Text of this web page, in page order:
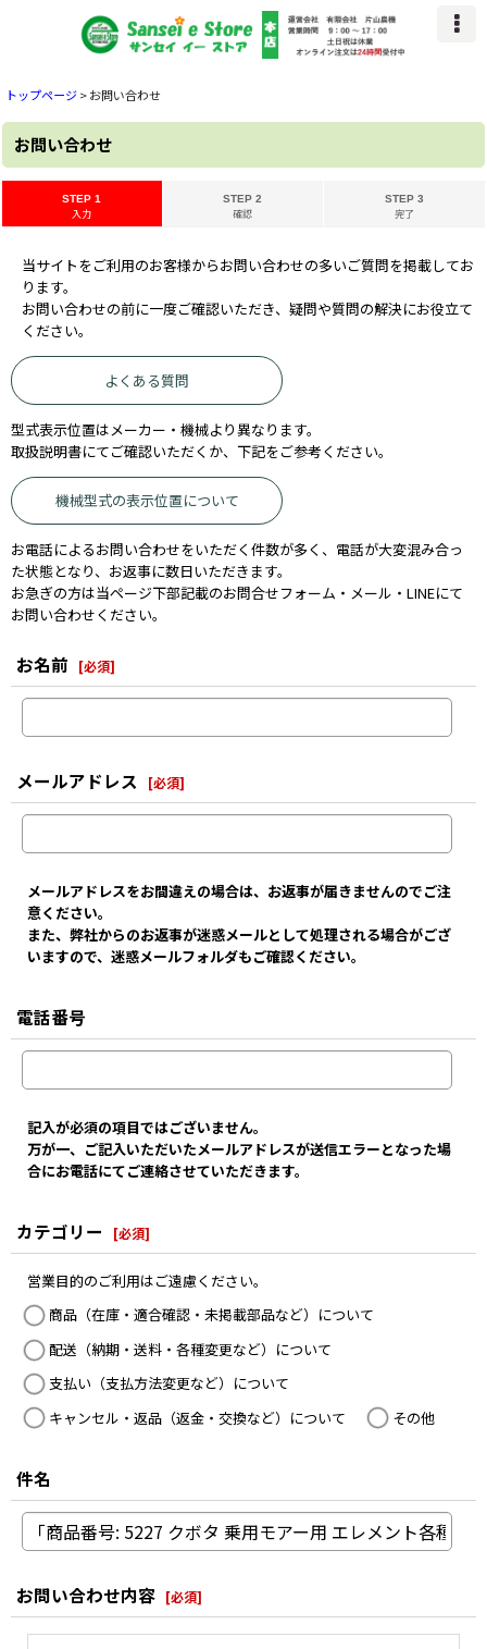
トップページ>お問い合わせ
お問い合わせ
STEP 1
入力
STEP 2
確認
STEP 3
完了
当サイトをご利用のお客様からお問い合わせの多いご質問を掲載してお
ります。
お問い合わせの前に一度ご確認いただき、疑問や質問の解決にお役立て
ください。
よくある質問
型式表示位置はメーカー・機械より異なります。
取扱説明書にてご確認いただくか、下記をご参考ください。
機械型式の表示位置について
お電話によるお問い合わせをいただく件数が多く、電話が大変混み合っ
た状態となり、お返事に数日いただきます。
お急ぎの方は当ページ下部記載のお問合せフォーム・メール・LINEにて
お問い合わせください。
お名前 [必須]
メールアドレス [必須]
メールアドレスをお間違えの場合は、お返事が届きませんのでご注
意ください。
また、弊社からのお返事が迷惑メールとして処理される場合がござ
いますので、迷惑メールフォルダもご確認ください。
電話番号
記入が必須の項目ではございません。
万が一、ご記入いただいたメールアドレスが送信エラーとなった場
合にお電話にてご連絡させていただきます。
カテゴリー [必須]
営業目的のご利用はご遠慮ください。
商品（在庫・適合確認・未掲載部品など）について
配送（納期・送料・各種変更など）について
支払い（支払方法変更など）について
キャンセル・返品（返金・交換など）について
その他
件名
お問い合わせ内容 [必須]